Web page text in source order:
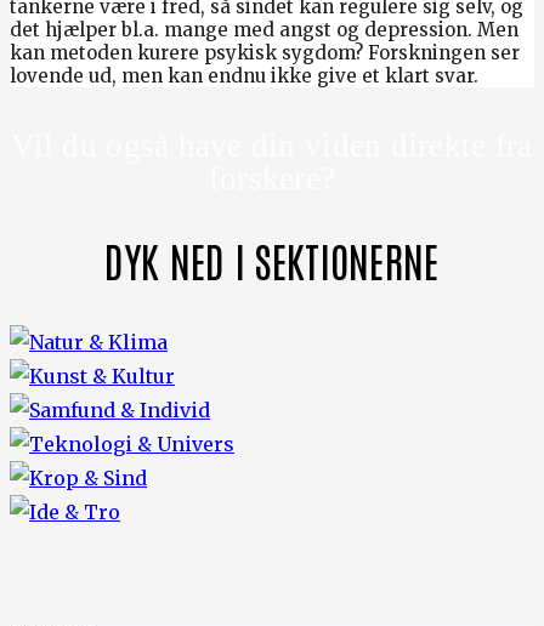
tankerne være i fred, så sindet kan regulere sig selv, og
det hjælper bl.a. mange med angst og depression. Men
kan metoden kurere psykisk sygdom? Forskningen ser
lovende ud, men kan endnu ikke give et klart svar.
DYK NED I SEKTIONERNE